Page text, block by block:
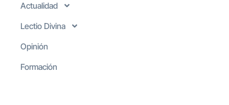
Actualidad
Lectio Divina
Opinión
Formación